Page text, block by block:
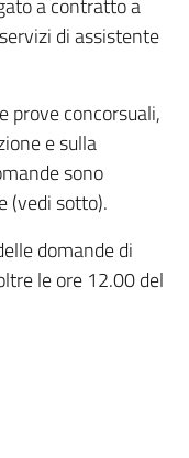
a contratto a
di assistente
prove concorsuali,
e sulla
sono
(vedi sotto).
domande di
le ore 12.00 del